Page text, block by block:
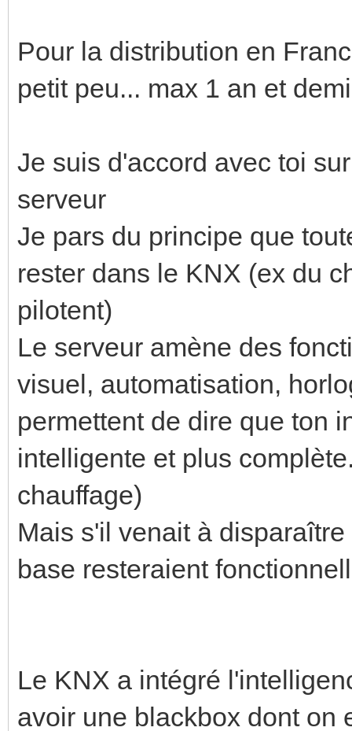
Pour la distribution en
petit peu... max 1 an et demi
Je suis d'accord avec toi
serveur
Je pars du principe que
rester dans le KNX (ex du
pilotent)
Le serveur amène des
visuel, automatisation,
permettent de dire que ton
intelligente et plus
chauffage)
Mais s'il venait à
base resteraient
Le KNX a intégré
avoir une blackbox dont on